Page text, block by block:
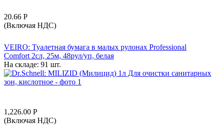
20.66 Р
(Включая НДС)
VEIRO: Туалетная бумага в малых рулонах Professional
Comfort 2сл, 25м, 48рул/уп, белая
На складе: 91 шт.
1,226.00 Р
(Включая НДС)